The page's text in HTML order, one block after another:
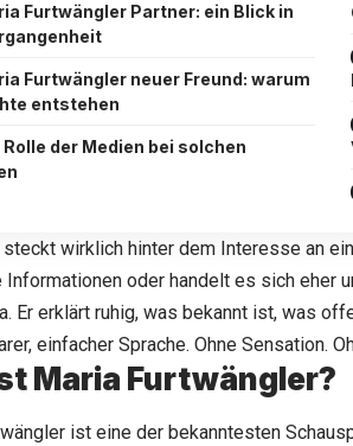
Furtwängler Partner: ein Blick in
Furtwängler neuer Freund: warum
entstehen
Rolle der Medien bei solchen
steckt wirklich hinter dem Interesse an
oder handelt es sich eher
Er erklärt ruhig, was bekannt ist, was
einfacher Sprache. Ohne Sensation.
Maria Furtwängler?
ist eine der bekanntesten